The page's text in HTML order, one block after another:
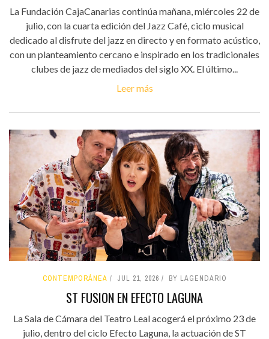
La Fundación CajaCanarias continúa mañana, miércoles 22 de
julio, con la cuarta edición del Jazz Café, ciclo musical
dedicado al disfrute del jazz en directo y en formato acústico,
con un planteamiento cercano e inspirado en los tradicionales
clubes de jazz de mediados del siglo XX. El último...
Leer más
CONTEMPORÁNEA JUL 21, 2026 BY LAGENDARIO
ST FUSION EN EFECTO LAGUNA
La Sala de Cámara del Teatro Leal acogerá el próximo 23 de
julio, dentro del ciclo Efecto Laguna, la actuación de ST